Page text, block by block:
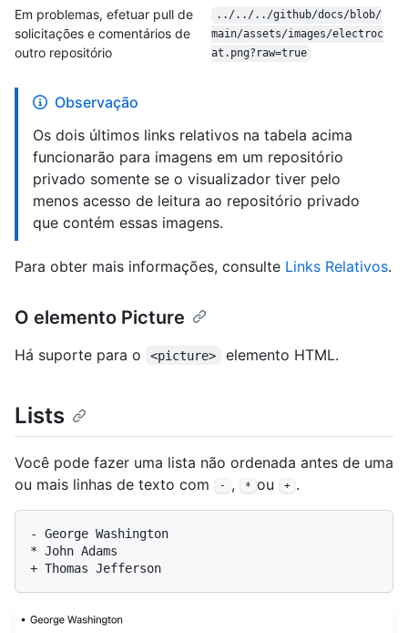
Em problemas, efetuar pull de
solicitações e comentários de
outro repositório
../../../github/docs/blob/
main/assets/images/electroc
at.png?raw=true
Observação
Os dois últimos links relativos na tabela acima
funcionarão para imagens em um repositório
privado somente se o visualizador tiver pelo
menos acesso de leitura ao repositório privado
que contém essas imagens.
Para obter mais informações, consulte Links Relativos.
O elemento Picture
Há suporte para o <picture> elemento HTML.
Lists
Você pode fazer uma lista não ordenada antes de uma
ou mais linhas de texto com
- , * ou + .
-
*
+